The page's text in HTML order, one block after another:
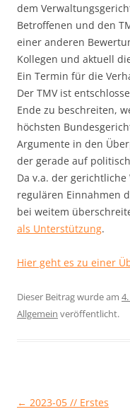
dem
Betroffenen und den
einer anderen
Kollegen und aktuell
Ein Termin für die
Der TMV ist
Ende zu beschreiten,
höchsten
Argumente in den
der gerade auf
Da v.a. der
regulären Einnahmen
bei weitem
als Unterstützung.
Hier geht es zu einer
Dieser Beitrag wurde am
Allgemein veröffentlicht.
Beitragsnavigation
← 2023-05 // Erstes